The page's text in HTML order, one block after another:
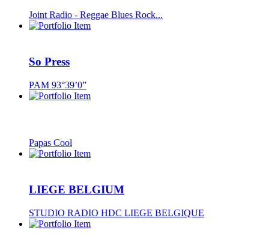
Joint Radio - Reggae Blues Rock...
So Press
PAM 93°39’0”
Papas Cool
LIEGE BELGIUM
STUDIO RADIO HDC LIEGE BELGIQUE